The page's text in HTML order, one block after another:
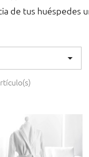
de tus huéspedes
